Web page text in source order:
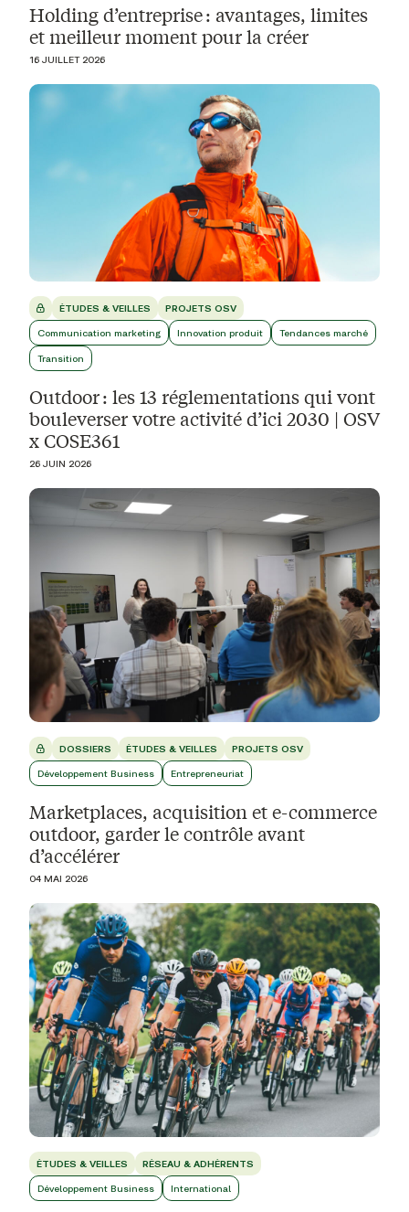
Holding d’entreprise : avantages, limites
et meilleur moment pour la créer
16 JUILLET 2026
ÉTUDES & VEILLES PROJETS OSV
Communication marketing Innovation produit Tendances marché
Transition
Outdoor : les 13 réglementations qui vont
bouleverser votre activité d’ici 2030 | OSV
x COSE361
26 JUIN 2026
DOSSIERS ÉTUDES & VEILLES PROJETS OSV
Développement Business Entrepreneuriat
Marketplaces, acquisition et e-commerce
outdoor, garder le contrôle avant
d’accélérer
04 MAI 2026
ÉTUDES & VEILLES RÉSEAU & ADHÉRENTS
Développement Business International